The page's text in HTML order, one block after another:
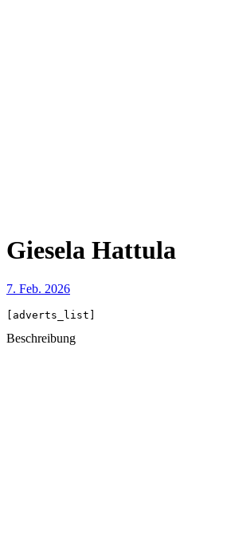
Giesela Hattula
7. Feb. 2026
[adverts_list]
Beschreibung